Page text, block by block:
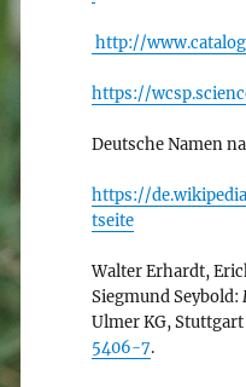
http://
https://
Deutsche Namen
https://
tseite
Walter Erhardt,
Siegmund Seybold:
Ulmer KG,
5406-7.